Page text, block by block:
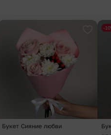
в избранное
Букет Сияние любви
-